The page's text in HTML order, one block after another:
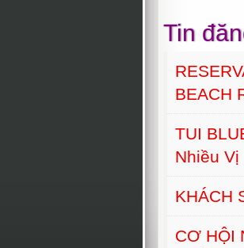
Tin
BEACH
TUI
Nhiều Vị
KHÁCH
CƠ HỘI